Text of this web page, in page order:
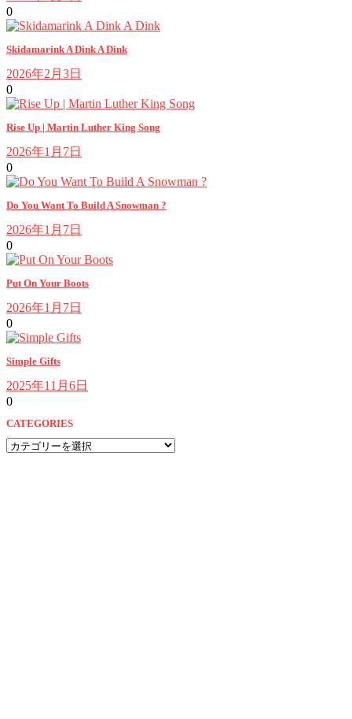
0
Skidamarink A Dink A Dink
2026年2月3日
0
Rise Up | Martin Luther King Song
2026年1月7日
0
Do You Want To Build A Snowman ?
2026年1月7日
0
Put On Your Boots
2026年1月7日
0
Simple Gifts
2025年11月6日
0
CATEGORIES
CATEGORIES